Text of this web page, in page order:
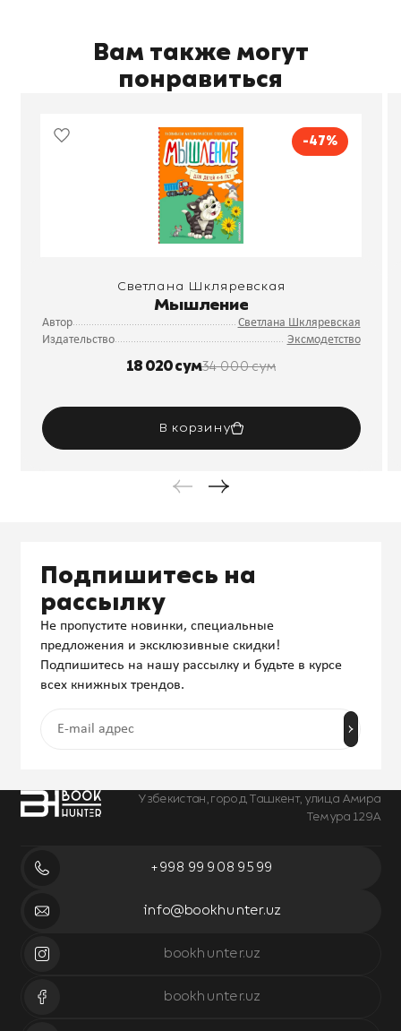
Вам также могут
понравиться
-47%
Светлана Шкляревская
Мышление
Автор
Светлана Шкляревская
Издательство
Эксмодетство
18 020 сум34 000 сум
В корзину
Узбекистан, город Ташкент, улица Амира
Темура 129А
+998 99 908 95 99
info@bookhunter.uz
bookhunter.uz
bookhunter.uz
Подпишитесь на
рассылку
Не пропустите новинки, специальные
предложения и эксклюзивные скидки!
Подпишитесь на нашу рассылку и будьте в курсе
всех книжных трендов.